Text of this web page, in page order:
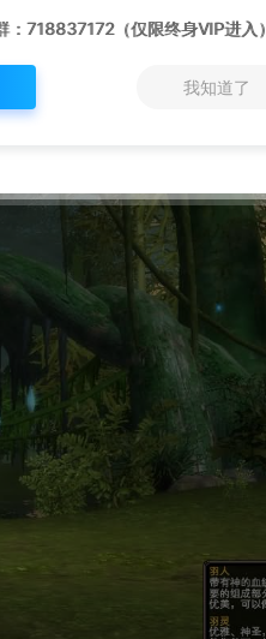
：718837172（仅限终身VIP进入）
我知道了